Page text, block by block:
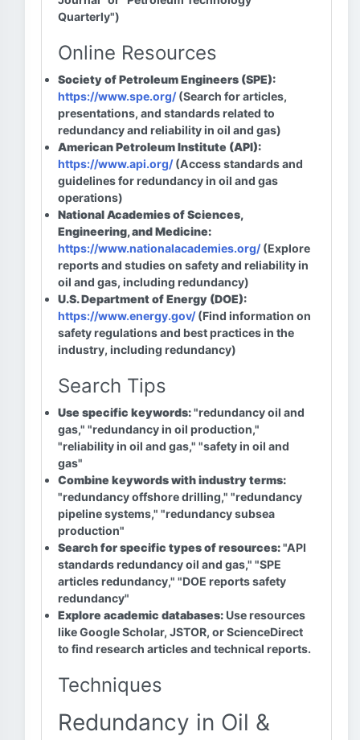
Quarterly")
Online Resources
Society of Petroleum Engineers (SPE):
https://www.spe.org/(Search for articles,
presentations, and standards related to
redundancy and reliability in oil and gas)
American Petroleum Institute (API):
https://www.api.org/(Access standards and
guidelines for redundancy in oil and gas
operations)
National Academies of Sciences,
Engineering, and Medicine:
https://www.nationalacademies.org/(Explore
reports and studies on safety and reliability in
oil and gas, including redundancy)
U.S. Department of Energy (DOE):
https://www.energy.gov/(Find information on
safety regulations and best practices in the
industry, including redundancy)
Search Tips
Use specific keywords:"redundancy oil and
gas," "redundancy in oil production,"
"reliability in oil and gas," "safety in oil and
gas"
Combine keywords with industry terms:
"redundancy offshore drilling," "redundancy
pipeline systems," "redundancy subsea
production"
Search for specific types of resources:"API
standards redundancy oil and gas," "SPE
articles redundancy," "DOE reports safety
redundancy"
Explore academic databases: Use resources
like Google Scholar, JSTOR, or ScienceDirect
to find research articles and technical reports.
Techniques
Redundancy in Oil &